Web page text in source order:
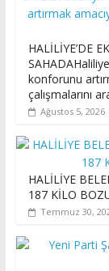
HALİLİYE’DE
konforunu
çalışmalarını
Ağustos 5, 2026
HALİLİYE
187 KİLO
Temmuz 30,